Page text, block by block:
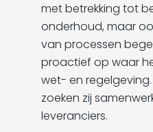
met betrekking tot
onderhoud, maar
van processen
proactief op waar
wet- en
zoeken zij
leveranciers.